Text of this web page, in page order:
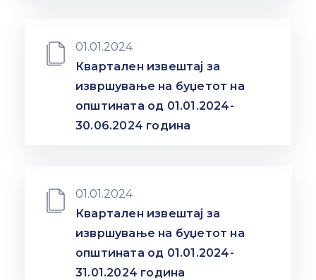
01.01.2024
Квартален извештај за
извршување на буџетот на
општината од 01.01.2024-
30.06.2024 година
01.01.2024
Квартален извештај за
извршување на буџетот на
општината од 01.01.2024-
31.01.2024 година